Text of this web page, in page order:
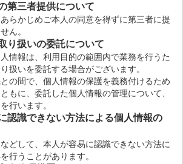
第三者提供について
らかじめご本人の同意を得ずに第三者に提
ん。
り扱いの委託について
情報は、利用目的の範囲内で業務を行うた
扱いを委託する場合がございます。
の間で、個人情報の保護を義務付けるため
もに、委託した個人情報の管理について、
行います。
認識できない方法による個人情報の
どして、本人が容易に認識できない方法に
行うことがあります。